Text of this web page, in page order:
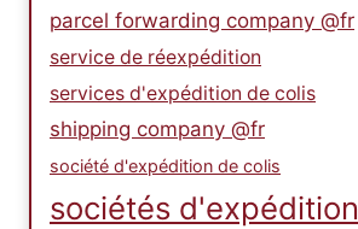
parcel forwarding company @fr
service de réexpédition
services d'expédition de colis
shipping company @fr
société d'expédition de colis
sociétés d'expédition